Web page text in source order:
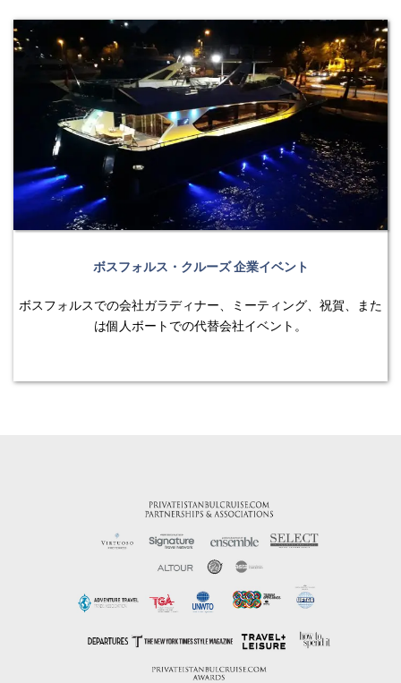
ボスフォルス・クルーズ 企業イベント
ボスフォルスでの会社ガラディナー、ミーティング、祝賀、また
は個人ボートでの代替会社イベント。